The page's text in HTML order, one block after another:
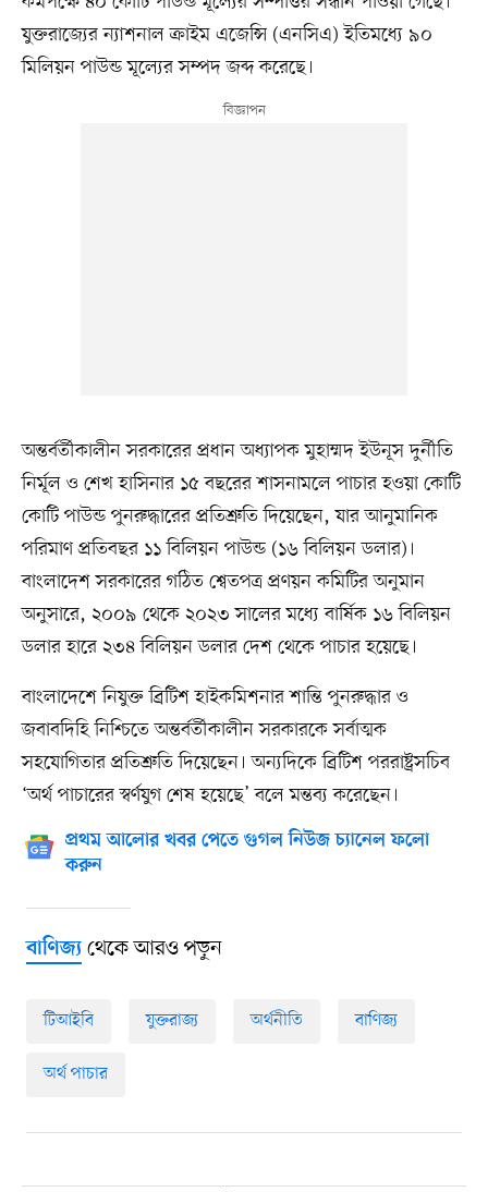
যুক্তরাজ্যের ন্যাশনাল ক্রাইম এজেন্সি (এনসিএ) ইতিমধ্যে ৯০
মিলিয়ন পাউন্ড মূল্যের সম্পদ জব্দ করেছে।
অন্তর্বর্তীকালীন সরকারের প্রধান অধ্যাপক মুহাম্মদ ইউনূস দুর্নীতি
নির্মূল ও শেখ হাসিনার ১৫ বছরের শাসনামলে পাচার হওয়া কোটি
কোটি পাউন্ড পুনরুদ্ধারের প্রতিশ্রুতি দিয়েছেন, যার আনুমানিক
পরিমাণ প্রতিবছর ১১ বিলিয়ন পাউন্ড (১৬ বিলিয়ন ডলার)।
বাংলাদেশ সরকারের গঠিত শ্বেতপত্র প্রণয়ন কমিটির অনুমান
অনুসারে, ২০০৯ থেকে ২০২৩ সালের মধ্যে বার্ষিক ১৬ বিলিয়ন
ডলার হারে ২৩৪ বিলিয়ন ডলার দেশ থেকে পাচার হয়েছে।
বাংলাদেশে নিযুক্ত ব্রিটিশ হাইকমিশনার শান্তি পুনরুদ্ধার ও
জবাবদিহি নিশ্চিতে অন্তর্বর্তীকালীন সরকারকে সর্বাত্মক
সহযোগিতার প্রতিশ্রুতি দিয়েছেন। অন্যদিকে ব্রিটিশ পররাষ্ট্রসচিব
‘অর্থ পাচারের স্বর্ণযুগ শেষ হয়েছে’ বলে মন্তব্য করেছেন।
প্রথম আলোর খবর পেতে গুগল নিউজ চ্যানেল ফলো
করুন
বাণিজ্যথেকে আরও পড়ুন
টিআইবি যুক্তরাজ্য অর্থনীতি বাণিজ্য
অর্থ পাচার